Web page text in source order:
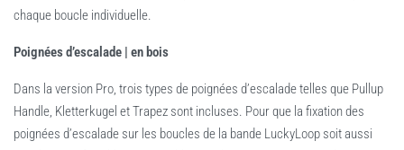
chaque boucle individuelle.
Poignées d’escalade | en bois
Dans la version Pro, trois types de poignées d’escalade telles que Pullup
Handle, Kletterkugel et Trapez sont incluses. Pour que la fixation des
poignées d’escalade sur les boucles de la bande LuckyLoop soit aussi